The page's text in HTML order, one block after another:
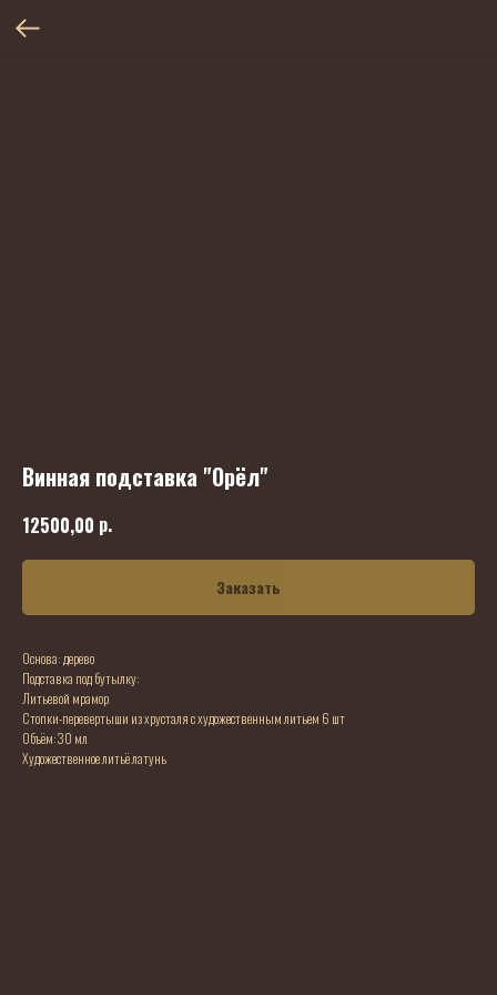
Винная подставка "Орёл"
12500,00 р.
Заказать
Основа: дерево
Подставка под бутылку:
Литьевой мрамор
Стопки-перевертыши из хрусталя с художественным литьем 6 шт
Объём:30 мл
Художественное литьё латунь